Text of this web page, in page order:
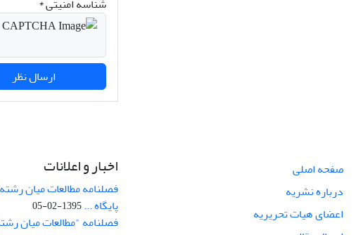
شناسه امنیتی *
صفحه اصلی
درباره نشریه
اعضای هیات تحریریه
اخبار و اعلانات
فصلنامه مطالعات میان
پایگاه ...1395-02-05
فصلنامه "مطالعات میان